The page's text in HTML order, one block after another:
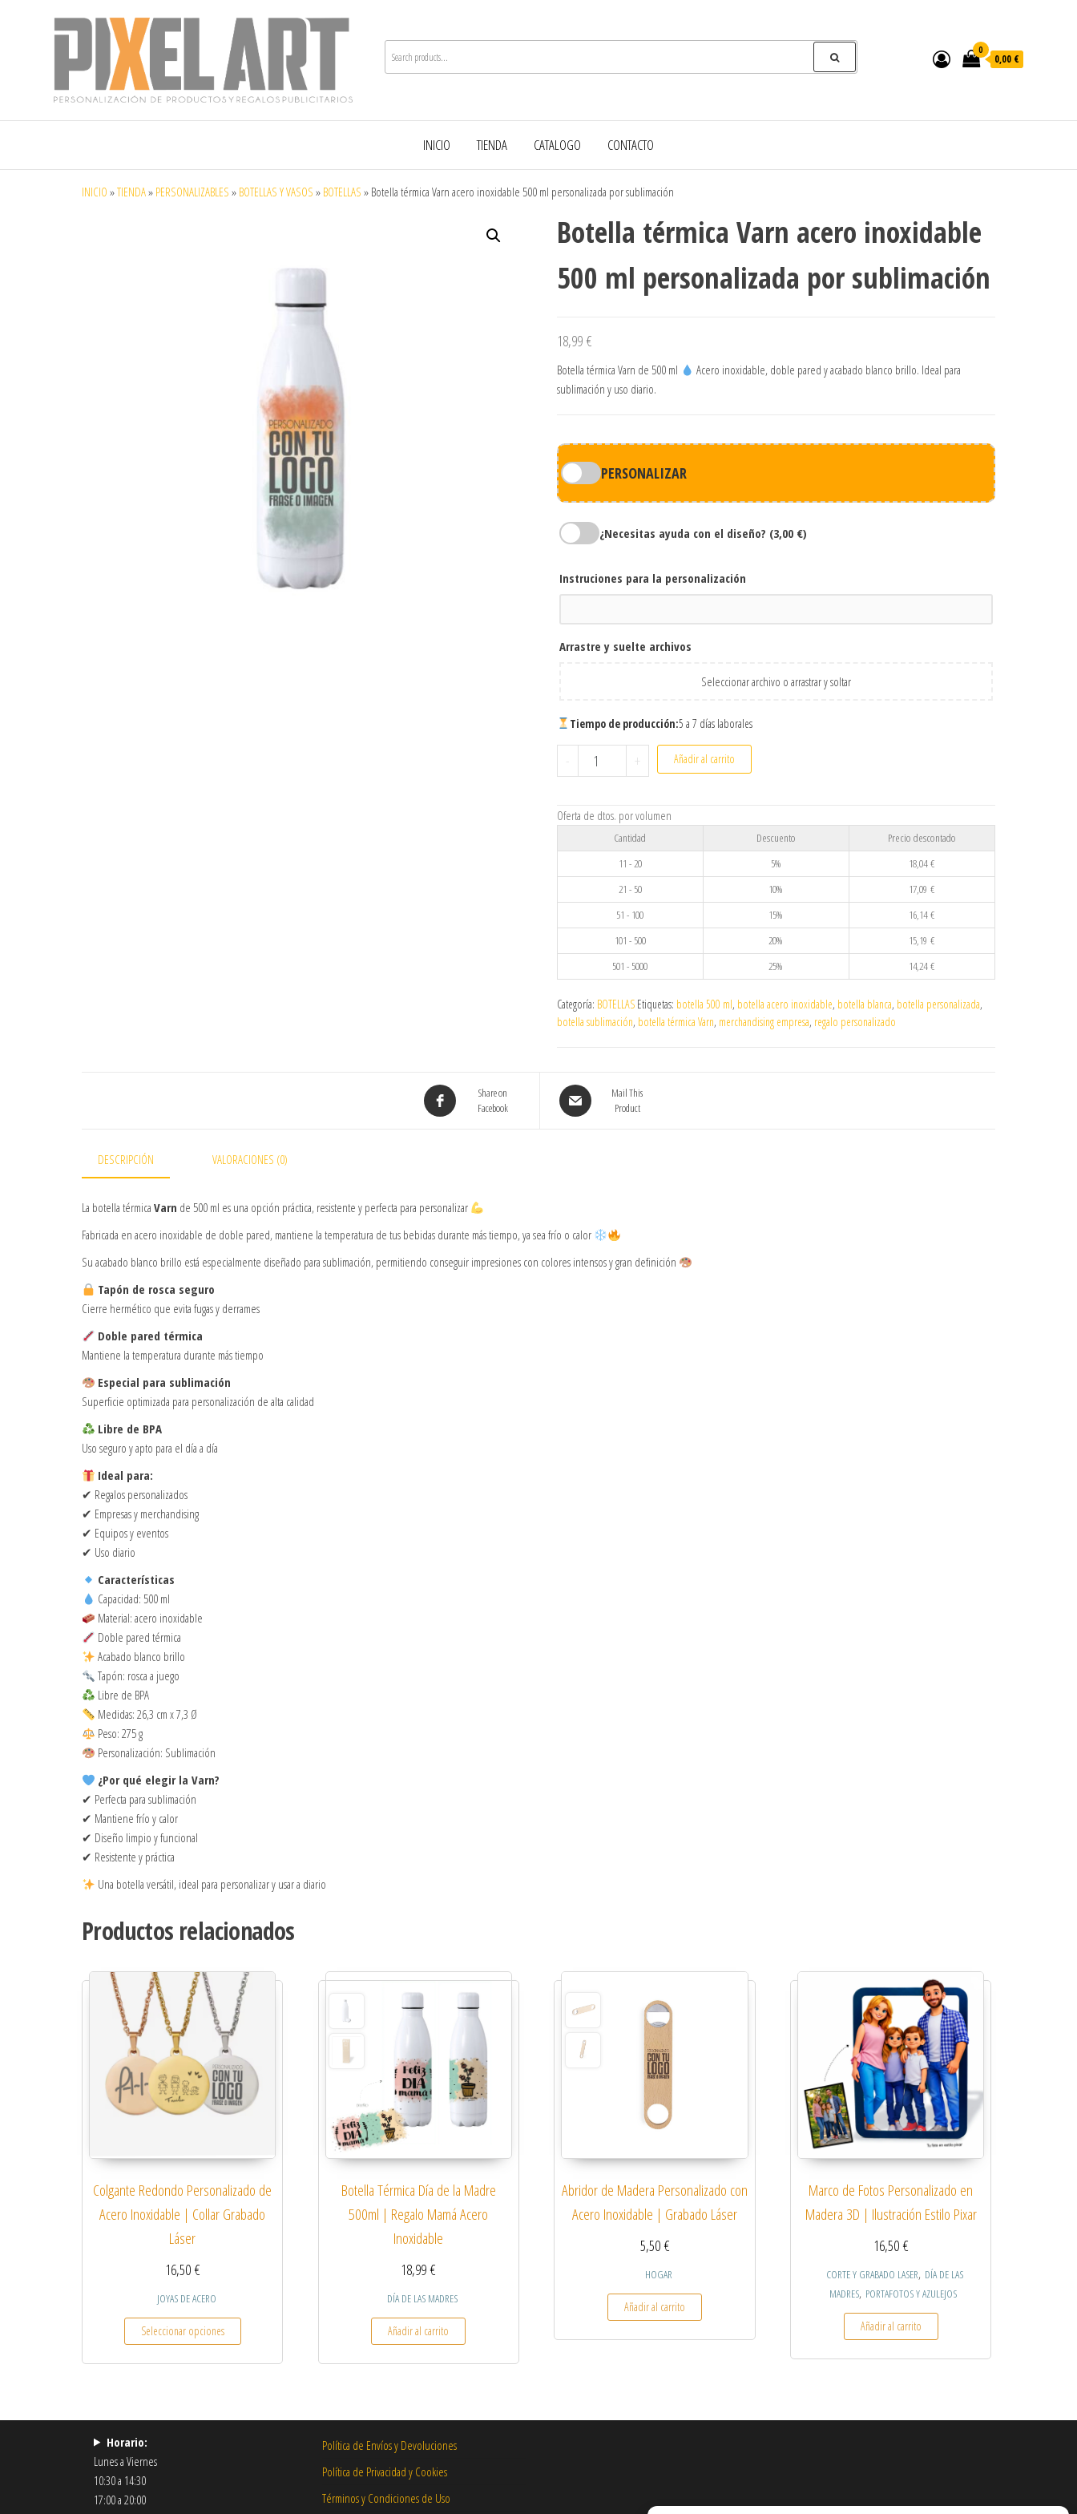
Pixelart
en móstoles
0
0,00 €
INICIO TIENDA CATALOGO CONTACTO
INICIO »TIENDA» PERSONALIZABLES » BOTELLAS Y VASOS » BOTELLAS » Botella térmica Varn acero inoxidable 500 ml personalizada por sublimación
Botella térmica Varn acero inoxidable
500 ml personalizada por sublimación
18,99 €
Botella térmica Varn de 500 ml
Acero inoxidable, doble pared y acabado blanco brillo. Ideal para
sublimación y uso diario.
PERSONALIZAR
¿Necesitas ayuda con el diseño? (3,00 €)
Instruciones para la personalización
Arrastre y suelte archivos
Seleccionar archivo o arrastrar y soltar
Tiempo de producción:5 a 7 días laborales
- Botella térmica Varn acero inoxidable 500 ml personalizada por sublimación cantidad
+ Añadir al carrito
Oferta de dtos. por volumen
Cantidad Descuento
Precio descontado
11 - 20
5% 18,04€
21 - 50
10% 17,09€
51 - 100
15% 16,14€
101 - 500
20% 15,19€
501 - 5000
25% 14,24€
Categoría: BOTELLAS Etiquetas: botella 500 ml, botella acero inoxidable, botella blanca, botella personalizada,
botella sublimación, botella térmica Varn, merchandising empresa, regalo personalizado
Share on
Facebook
Mail This
Product
DESCRIPCIÓN VALORACIONES (0)
La botella térmica Varn de 500 ml es una opción práctica, resistente y perfecta para personalizar
Fabricada en acero inoxidable de doble pared, mantiene la temperatura de tus bebidas durante más tiempo, ya sea frío o calor
Su acabado blanco brillo está especialmente diseñado para sublimación, permitiendo conseguir impresiones con colores intensos y gran definición
Tapón de rosca seguro
Cierre hermético que evita fugas y derrames
Doble pared térmica
Mantiene la temperatura durante más tiempo
Especial para sublimación
Superficie optimizada para personalización de alta calidad
Libre de BPA
Uso seguro y apto para el día a día
Ideal para:
✔ Regalos personalizados
✔ Empresas y merchandising
✔ Equipos y eventos
✔ Uso diario
Características
Capacidad: 500 ml
Material: acero inoxidable
Doble pared térmica
Acabado blanco brillo
Tapón: rosca a juego
Libre de BPA
Medidas: 26,3 cm x 7,3 Ø
Peso: 275 g
Personalización: Sublimación
¿Por qué elegir la Varn?
✔ Perfecta para sublimación
✔ Mantiene frío y calor
✔ Diseño limpio y funcional
✔ Resistente y práctica
Una botella versátil, ideal para personalizar y usar a diario
Productos relacionados
Colgante Redondo Personalizado de
Acero Inoxidable | Collar Grabado
Láser
16,50€
JOYAS DE ACERO
Seleccionar opciones
Este producto tiene múltiples variantes. Las opciones se pueden elegir en la página de producto
Botella Térmica Día de la Madre
500ml | Regalo Mamá Acero
Inoxidable
18,99€
DÍA DE LAS MADRES
Añadir al carrito
Abridor de Madera Personalizado con
Acero Inoxidable | Grabado Láser
5,50€
HOGAR
Añadir al carrito
Marco de Fotos Personalizado en
Madera 3D | Ilustración Estilo Pixar
16,50€
CORTE Y GRABADO LASER, DÍA DE LAS
MADRES, PORTAFOTOS Y AZULEJOS
Añadir al carrito
Horario:
Lunes a Viernes
10:30 a 14:30
17:00 a 20:00
Política de Envíos y Devoluciones
Política de Privacidad y Cookies
Términos y Condiciones de Uso